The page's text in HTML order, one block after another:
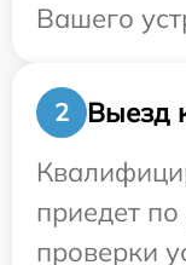
Вашего
2
Выезд
приедет
проверки